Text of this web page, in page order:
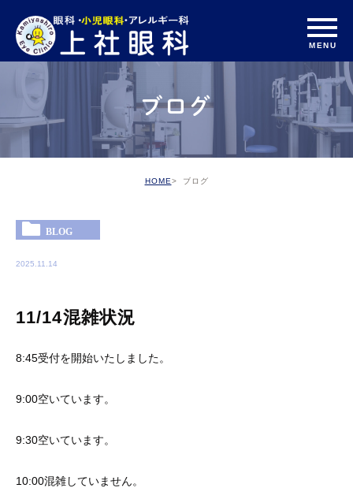
ブログ
HOME ブログ
BLOG
2025.11.14
11/14混雑状況
8:45受付を開始いたしました。
9:00空いています。
9:30空いています。
10:00混雑していません。